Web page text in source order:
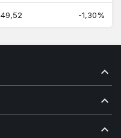
49,52 -1,30%